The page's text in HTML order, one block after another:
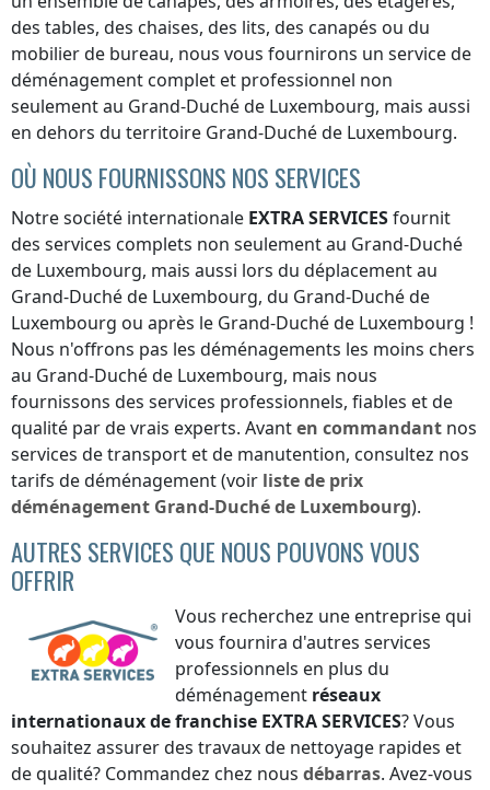
des tables, des chaises, des lits, des canapés ou du
mobilier de bureau, nous vous fournirons un service de
déménagement complet et professionnel non
seulementau Grand-Duché de Luxembourg, mais aussi
en dehors du territoire Grand-Duché de Luxembourg.
OÙ NOUS FOURNISSONS NOS SERVICES
Notre société internationale EXTRA SERVICESfournit
des services complets non seulementau Grand-Duché
de Luxembourg, mais aussi lors du déplacementau
Grand-Duché de Luxembourg, du Grand-Duché de
Luxembourg ou après le Grand-Duché de Luxembourg !
Nous n'offrons pas les déménagements les moins chers
au Grand-Duché de Luxembourg, mais nous
fournissons des services professionnels, fiables et de
qualité par de vrais experts. Avanten commandant nos
services de transport et de manutention, consultez nos
tarifs de déménagement (voir liste de prix
déménagement Grand-Duché de Luxembourg).
AUTRES SERVICES QUE NOUS POUVONS VOUS
OFFRIR
Vous recherchez une entreprise qui
vous fournira d'autres services
professionnels en plus du
déménagement réseaux
internationaux de franchise EXTRA SERVICES? Vous
souhaitez assurer des travaux de nettoyage rapides et
de qualité? Commandez chez nous débarras. Avez-vous